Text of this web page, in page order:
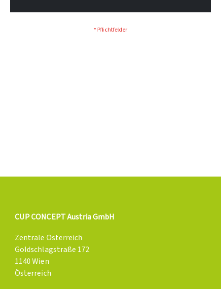
CUP CONCEPT Austria GmbH
Zentrale Österreich
Goldschlagstraße 172
1140 Wien
Österreich